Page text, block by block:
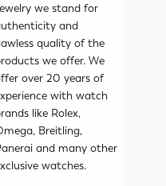
we stand for
and
quality of the
we offer. We
over 20 years of
with watch
like Rolex,
Breitling,
and many other
watches.